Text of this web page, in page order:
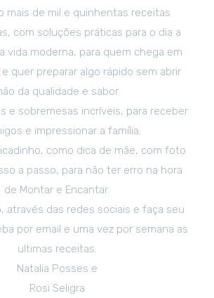
mais de mil e quinhentas receitas
com soluções práticas para o dia a
vida moderna, para quem chega em
quer preparar algo rápido sem abrir
da qualidade e sabor.
e sobremesas incríveis, para receber
e impressionar a família.
como dica de mãe, com foto
a passo, para não ter erro na hora
de Montar e Encantar.
através das redes sociais e faça seu
por email e uma vez por semana as
ultimas receitas.
Natalia Posses e
Rosi Seligra